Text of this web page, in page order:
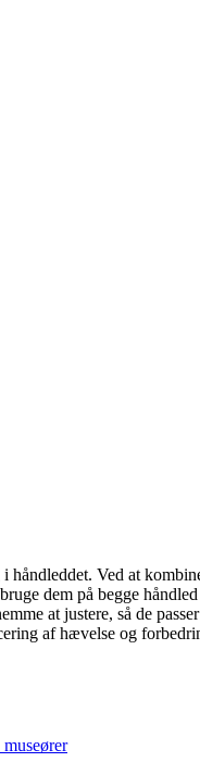
Ved at
dem på begge
at justere, så de
af hævelse og